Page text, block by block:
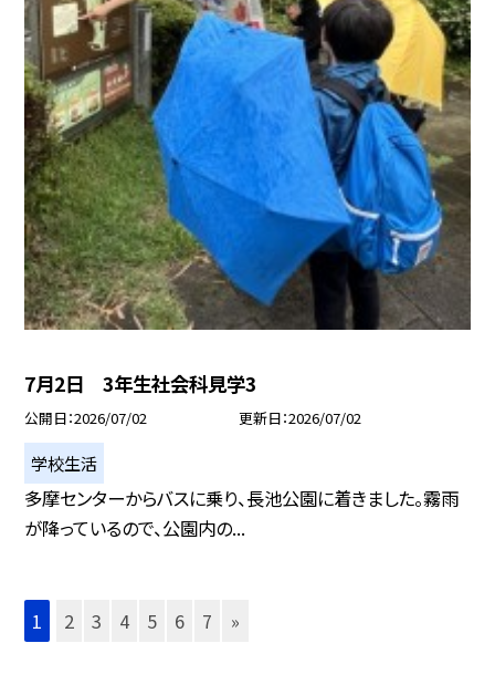
7月2日 3年生社会科見学3
公開日 2026/07/02 更新日 2026/07/02
学校生活
多摩センターからバスに乗り、長池公園に着きました。霧雨
が降っているので、公園内の...
1 2 3 4 5 6 7 »